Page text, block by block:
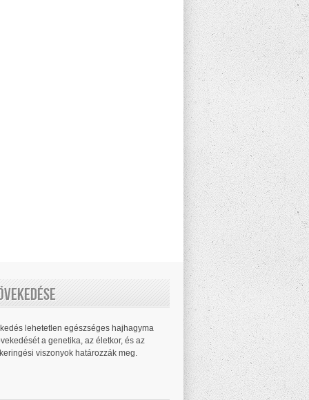
lehetetlen egészséges hajhagyma
a genetika, az életkor, és az
viszonyok határozzák meg.